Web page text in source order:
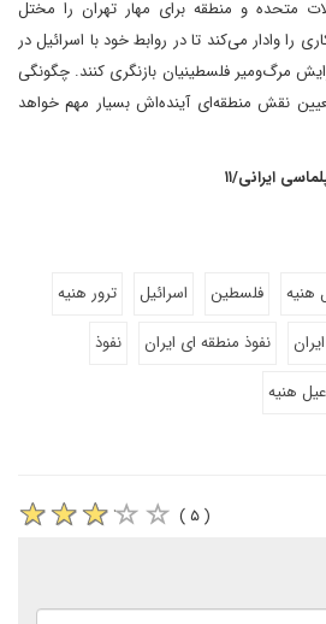
متحده و منطقه برای مهار تهران را مختل
وادار می‌کند تا در روابط خود با اسرائیل در
مرگ‌ومیر فلسطینیان بازنگری کنند. چگونگی
نقش منطقه‌ای آینده‌اش بسیار مهم خواهد
ایرانی/۱۱
هنیه فلسطین اسرائیل
ترور هنیه
نفوذ منطقه ای ایران
نفوذ
هنیه
( ۵ )